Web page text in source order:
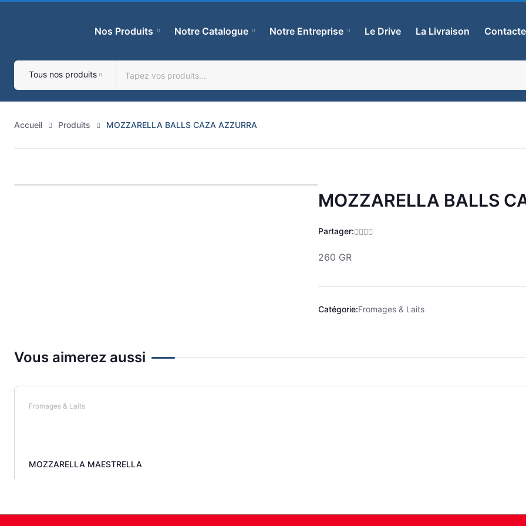
Nos Produits Notre Catalogue Notre Entreprise Le Drive La Livraison
Tous nos produits
Accueil Produits MOZZARELLA BALLS CAZA AZZURRA
ZoomMOZZARELLA BALLS
Partager:
260 GR
Catégorie:Fromages & Laits
Vous aimerez aussi
Fromages & Laits
MOZZARELLA MAESTRELLA